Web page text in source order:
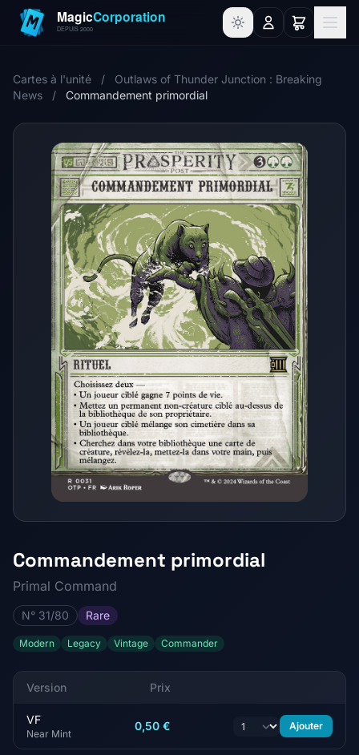
Cartes à l'unité /
Outlaws of Thunder Junction : Breaking
News
/ Commandement primordial
Commandement primordial
Primal Command
N° 31/80 Rare
Modern Legacy Vintage Commander
Version Prix
VF
Near Mint
0,50 € Ajouter